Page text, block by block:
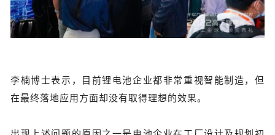
李楠博士表示，目前锂电池企业都非常重视智能制造，但
在最终落地应用方面却没有取得理想的效果。